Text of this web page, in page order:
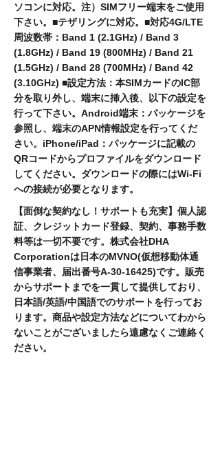
ソコンに対応。注）SIMフリー端末をご使用
下さい。■テザリングに対応。■対応4G/LTE
周波数帯：Band 1 (2.1GHz) / Band 3
(1.8GHz) / Band 19 (800MHz) / Band 21
(1.5GHz) / Band 28 (700MHz) / Band 42
(3.10GHz) ■設定方法：本SIMカードのIC部
分を取り外し、端末に挿入後、以下の設定を
行って下さい。Android端末：パッケージを
参照し、端末のAPN情報設定を行ってくだ
さい。iPhone/iPad：パッケージに記載の
QRコードからプロファイルをダウンロード
してください。ダウンロードの際にはWi-Fi
への接続が必要となります。
【面倒な契約なし！サポートも充実】個人認
証、クレジットカード登録、契約、事務手数
料等は一切不要です。株式会社DHA
Corporationは日本のMVNO(仮想移動体通
信事業者、届出番号A-30-16425)です。販売
からサポートまでを一貫して提供しており、
日本語/英語/中国語でのサポートを行ってお
ります。商品や設定方法などについてわから
ないことがございましたら遠慮なくご連絡く
ださい。